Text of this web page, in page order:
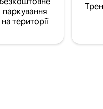
паркування
на території